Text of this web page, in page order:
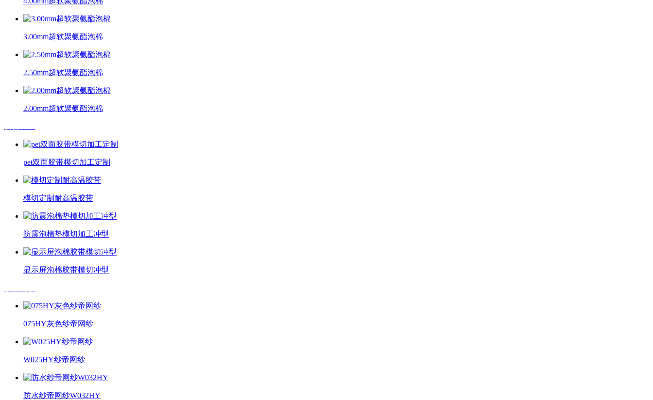
3.00mm超软聚氨酯泡棉
2.50mm超软聚氨酯泡棉
2.00mm超软聚氨酯泡棉
pet双面胶带模切加工定制
模切定制耐高温胶带
防震泡棉垫模切加工冲型
显示屏泡棉胶带模切冲型
075HY灰色纱帝网纱
W025HY纱帝网纱
防水纱帝网纱W032HY